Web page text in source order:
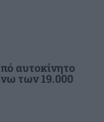
αυτοκίνητο
των 19.000